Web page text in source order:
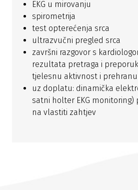
EKG u mirovanju
spirometrija
test opterećenja srca
ultrazvučni pregled srca
završni razgovor s
rezultata pretraga i
tjelesnu aktivnost i prehranu
uz doplatu: dinamička
satni holter EKG
na vlastiti zahtjev